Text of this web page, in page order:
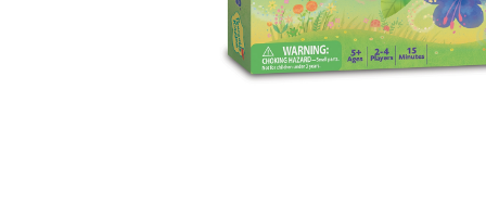
Casti antifonice pentru copii si
Echipament protectie bicicleta si